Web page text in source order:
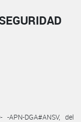
-APN-DGA#ANSV, del